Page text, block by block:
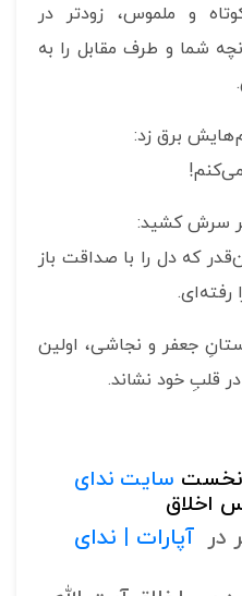
و ملموس، زودتر در
شما و طرف مقابل را به
برق زد:
سرش کشید:
که دل را با صداقت باز
رفته‌ای.
جعفر و نجاشی، اولین
قلبِ خود نشاند.
نخست سایت ندای
اخلاق
در آپارات | ندای